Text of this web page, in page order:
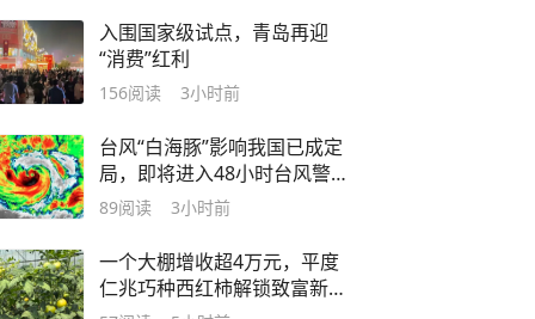
入围国家级试点，青岛再迎
“消费”红利
156阅读 3小时前
台风“白海豚”影响我国已成定
局，即将进入48小时台风警戒
线
89阅读 3小时前
一个大棚增收超4万元，平度
仁兆巧种西红柿解锁致富新模